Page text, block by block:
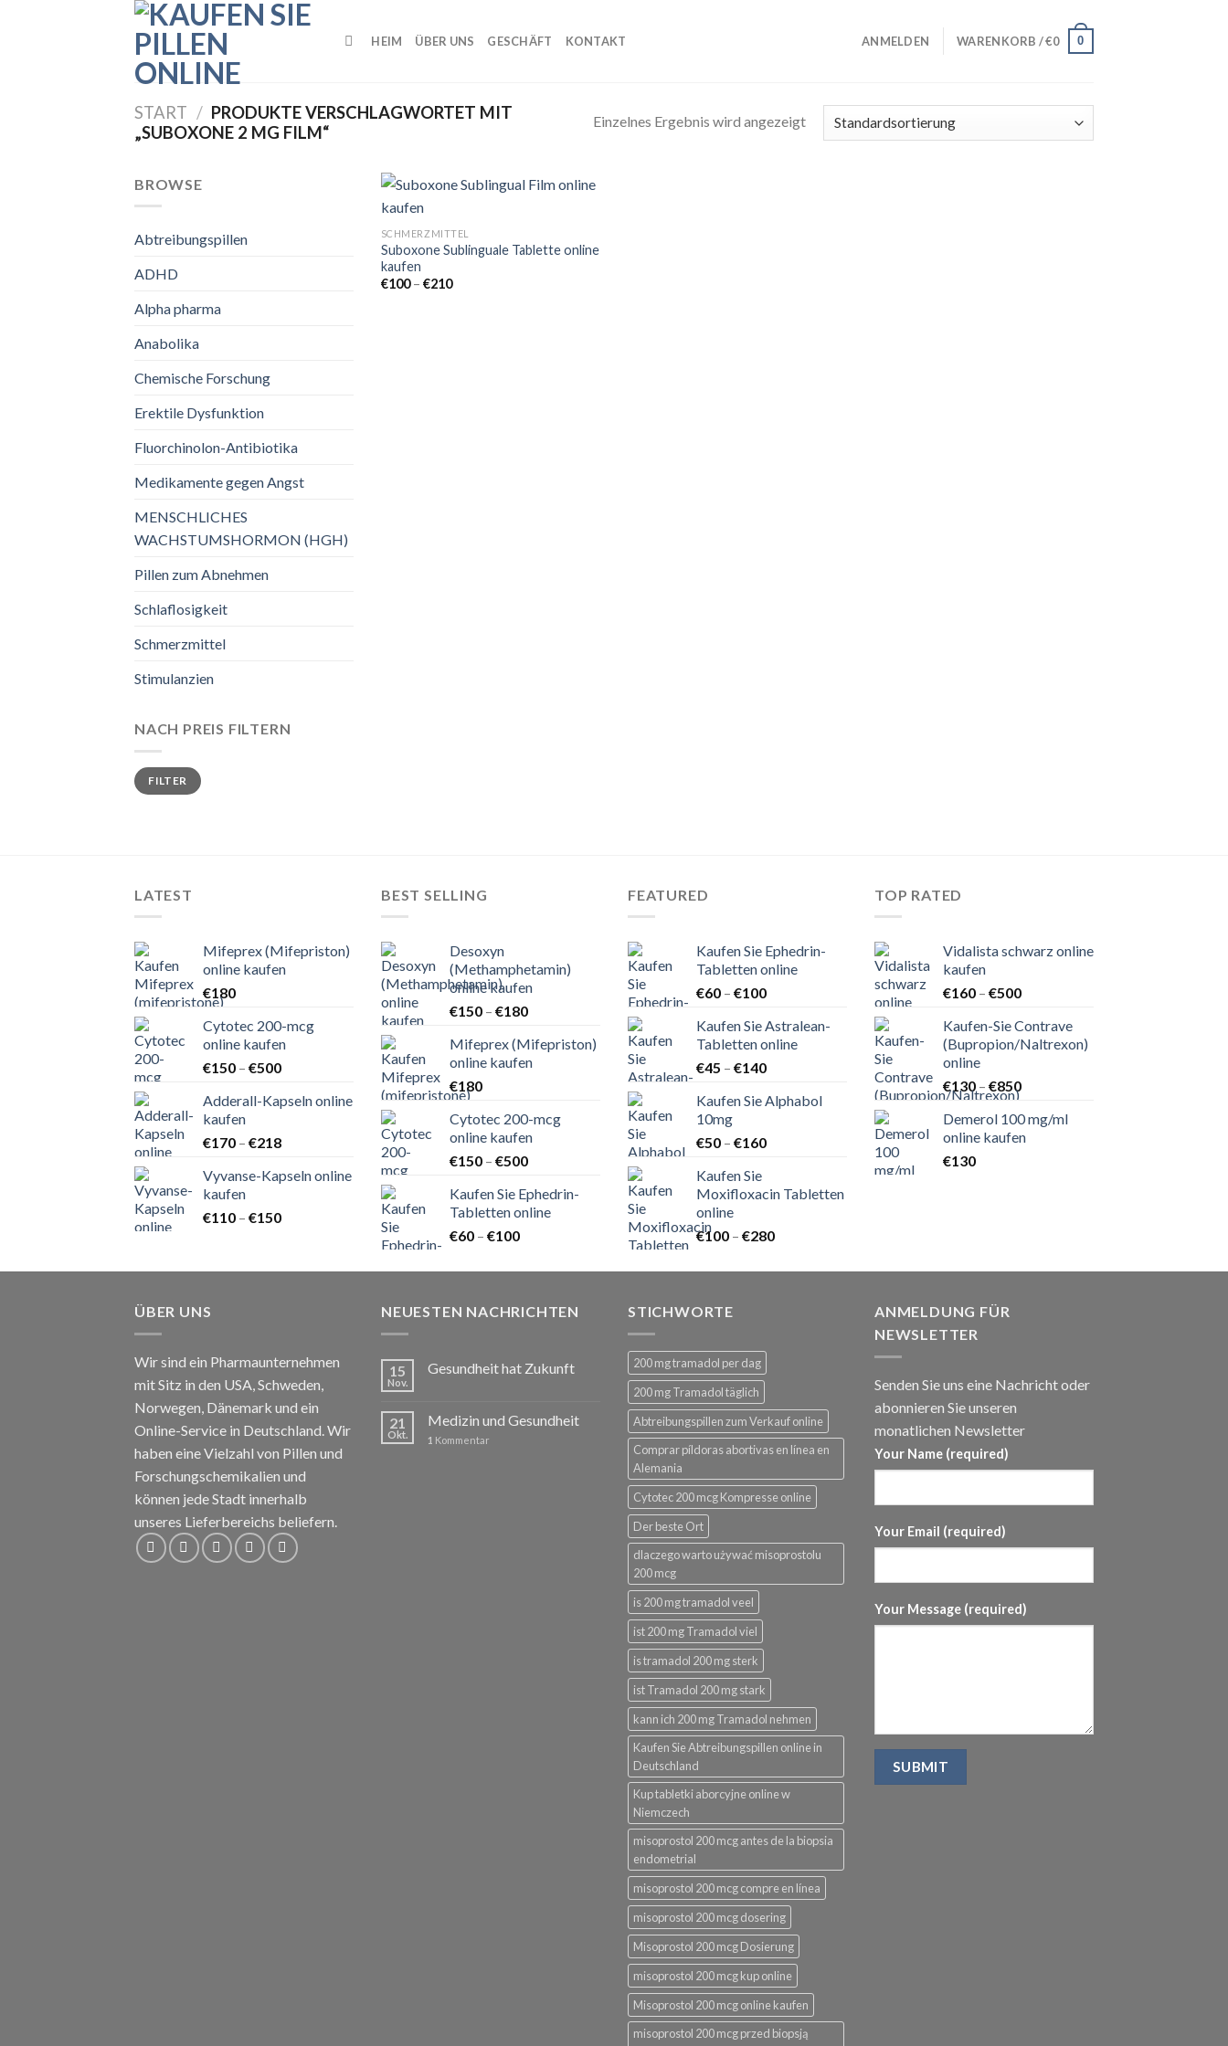
HEIM ÜBER UNS GESCHÄFT KONTAKT ANMELDEN WARENKORB /€0 0
START / PRODUKTE VERSCHLAGWORTET MIT
„SUBOXONE 2 MG FILM“
Einzelnes Ergebnis wird angezeigt
BROWSE
Abtreibungspillen
ADHD
Alpha pharma
Anabolika
Chemische Forschung
Erektile Dysfunktion
Fluorchinolon-Antibiotika
Medikamente gegen Angst
MENSCHLICHES
WACHSTUMSHORMON (HGH)
Pillen zum Abnehmen
Schlaflosigkeit
Schmerzmittel
Stimulanzien
NACH PREIS FILTERN
Min.
Preis
Max.
PreisFILTER
Add to
SCHMERZMITTEL
Suboxone Sublinguale Tablette online
kaufen
€100 – €210Preisspanne:
LATEST
Mifeprex (Mifepriston)
online kaufen
€180
Cytotec 200-mcg
online kaufen
€150 – €500Preisspanne:
bis
Adderall-Kapseln online
kaufen
€170 – €218Preisspanne:
bis
Vyvanse-Kapseln online
kaufen
€110 – €150Preisspanne:
€150
BEST SELLING
Desoxyn
(Methamphetamin)
online kaufen
€150 – €180Preisspanne:
bis
€180
Mifeprex (Mifepriston)
online kaufen
€180
Cytotec 200-mcg
online kaufen
€150 – €500Preisspanne:
bis
€500
Kaufen Sie Ephedrin-
Tabletten online
€60 – €100Preisspanne:
bis
FEATURED
Kaufen Sie Ephedrin-
Tabletten online
€60 – €100Preisspanne:
bis
€100
Kaufen Sie Astralean-
Tabletten online
€45 – €140Preisspanne:
bis
Kaufen Sie Alphabol
10mg
€50 – €160Preisspanne:
€160
Kaufen Sie
Moxifloxacin Tabletten
online
€100 – €280Preisspanne:
bis
TOP RATED
Vidalista schwarz online
kaufen
€160 – €500Preisspanne:
bis
€500
Kaufen-Sie Contrave
(Bupropion/Naltrexon)
online
€130 – €850Preisspanne:
bis
€850
Demerol 100 mg/ml
online kaufen
€130
ÜBER UNS
Wir sind ein Pharmaunternehmen
mit Sitz in den USA, Schweden,
Norwegen, Dänemark und ein
Online-Service in Deutschland. Wir
haben eine Vielzahl von Pillen und
Forschungschemikalien und
können jede Stadt innerhalb
unseres Lieferbereichs beliefern.
NEUESTEN NACHRICHTEN
15
Nov.
Gesundheit hat Zukunft
21
Okt.
Medizin und Gesundheit
1 Kommentar
STICHWORTE
200 mg tramadol per dag
200 mg Tramadol täglich
Abtreibungspillen zum Verkauf online
Comprar píldoras abortivas en línea en
Alemania
Cytotec 200 mcg Kompresse online
Der beste Ort
dlaczego warto używać misoprostolu
200 mcg
is 200 mg tramadol veel
ist 200 mg Tramadol viel
is tramadol 200 mg sterk
ist Tramadol 200 mg stark
kann ich 200 mg Tramadol nehmen
Kaufen Sie Abtreibungspillen online in
Deutschland
Kup tabletki aborcyjne online w
Niemczech
misoprostol 200 mcg antes de la biopsia
endometrial
misoprostol 200 mcg compre en línea
misoprostol 200 mcg dosering
Misoprostol 200 mcg Dosierung
misoprostol 200 mcg kup online
Misoprostol 200 mcg online kaufen
misoprostol 200 mcg przed biopsją
ANMELDUNG FÜR
NEWSLETTER
Senden Sie uns eine Nachricht oder
abonnieren Sie unseren
monatlichen Newsletter
Your Name (required)
Your Email (required)
Your Message (required)